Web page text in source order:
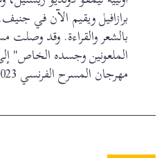
برازافيل ويقيم الآن في
بالشعر والقراءة. وقد وصلت
الملعونين وجسده الخاص" إلى
مهرجان المسرح الفرنسي 2023.